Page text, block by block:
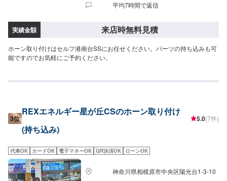
平均7時間で返信
実績金額 来店時無料見積
ホーン取り付けはセルフ港南台SSにお任せください。パーツの持ち込みも可
能ですのでお気軽にご予約ください。
3位
REXエネルギー星が丘CSのホーン取り付け
(持ち込み)
5.0(7件)
代車OK カードOK 電子マネーOK QR決済OK ローンOK
神奈川県相模原市中央区陽光台1-3-10